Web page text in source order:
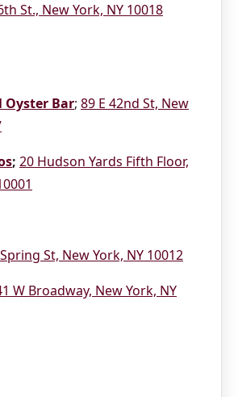
St., New York, NY 10018
Oyster Bar; 89 E 42nd St, New
; 20 Hudson Yards Fifth Floor,
St, New York, NY 10012
W Broadway, New York, NY